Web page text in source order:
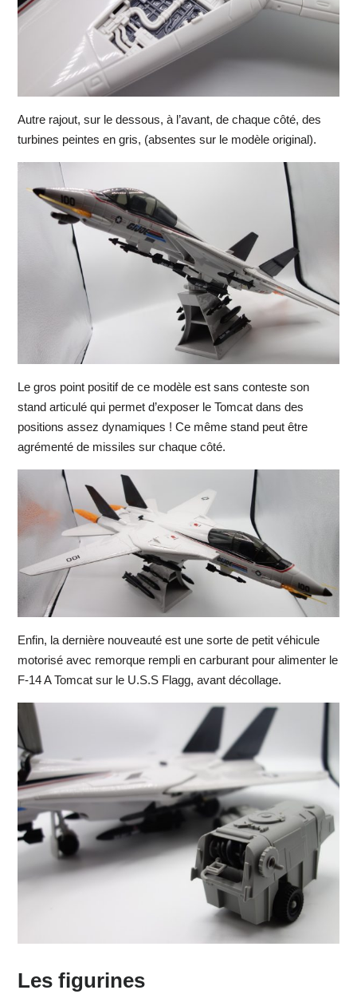
Autre rajout, sur le dessous, à l’avant, de chaque côté, des
turbines peintes en gris, (absentes sur le modèle original).
Le gros point positif de ce modèle est sans conteste son
stand articulé qui permet d’exposer le Tomcat dans des
positions assez dynamiques ! Ce même stand peut être
agrémenté de missiles sur chaque côté.
Enfin, la dernière nouveauté est une sorte de petit véhicule
motorisé avec remorque rempli en carburant pour alimenter le
F-14 A Tomcat sur le U.S.S Flagg, avant décollage.
Les figurines